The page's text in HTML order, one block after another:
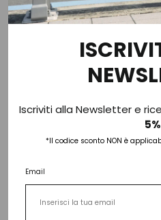
3 colori
Iscriviti alla Newsletter e
5%
*Il codice sconto NON è
Email